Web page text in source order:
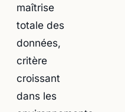
maîtrise
totale des
données,
critère
croissant
dans les